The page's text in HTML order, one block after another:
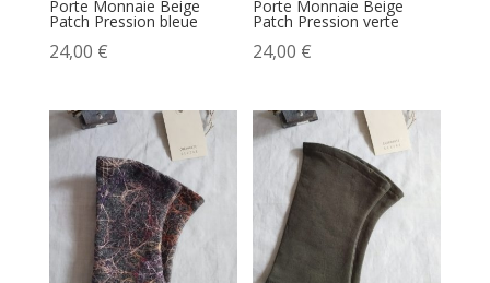
Porte Monnaie Beige
Patch Pression bleue
24,00 €
Porte Monnaie Beige
Patch Pression verte
24,00 €